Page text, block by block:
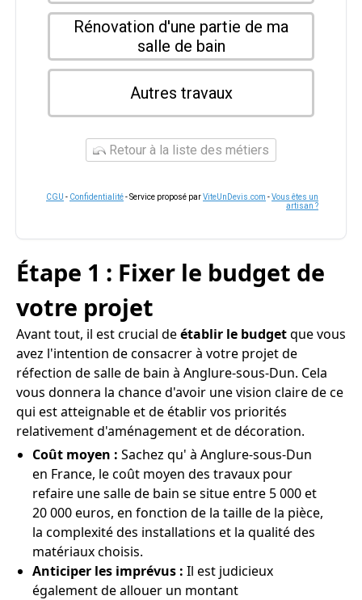
Rénovation d'une partie de ma
salle de bain
Autres travaux
Retour à la liste des métiers
CGU - Confidentialité- Service proposé parViteUnDevis.com -Vous êtes un
artisan ?
Étape 1 : Fixer le budget de
votre projet
Avant tout, il est crucial deétablir le budgetque vous
avez l'intention de consacrer à votre projet de
réfection de salle de bain à Anglure-sous-Dun. Cela
vous donnera la chance d'avoir une vision claire de ce
qui est atteignable et de établir vos priorités
relativement d'aménagement et de décoration.
Coût moyen : Sachez qu' à Anglure-sous-Dun
en France, le coût moyen des travaux pour
refaire une salle de bain se situe entre 5 000 et
20 000 euros, en fonction de la taille de la pièce,
la complexité des installations et la qualité des
matériaux choisis.
Anticiper les imprévus : Il est judicieux
également de allouer un montant